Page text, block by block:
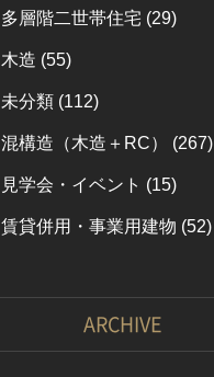
多層階二世帯住宅 (29)
木造 (55)
未分類 (112)
混構造（木造＋RC） (267)
見学会・イベント (15)
賃貸併用・事業用建物 (52)
ARCHIVE